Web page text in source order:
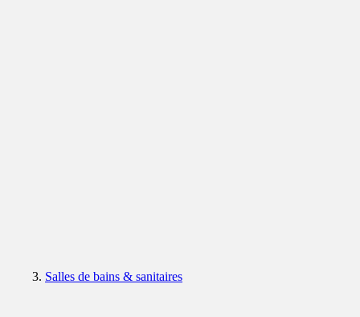
Salles de bains & sanitaires